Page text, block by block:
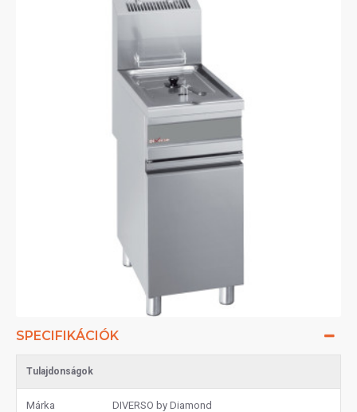
SPECIFIKÁCIÓK
Tulajdonságok
Márka DIVERSO by Diamond